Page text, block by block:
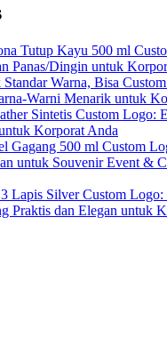
Tutup Kayu 500 ml
Panas/Dingin untuk
Warna, Bisa
Warni Menarik untuk
Sintetis Custom Logo:
Korporat Anda
Gagang 500 ml Custom
untuk Souvenir Event &
Lapis Silver Custom Logo:
Praktis dan Elegan untuk